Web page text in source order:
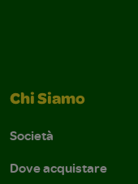
Chi Siamo
Società
Dove acquistare